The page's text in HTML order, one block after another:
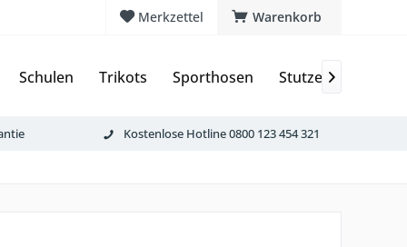
Warenkorb
Merkzettel
Schulen Trikots Sporthosen Stutzen & Schoner

Kostenlose Hotline 0800 123 454 321